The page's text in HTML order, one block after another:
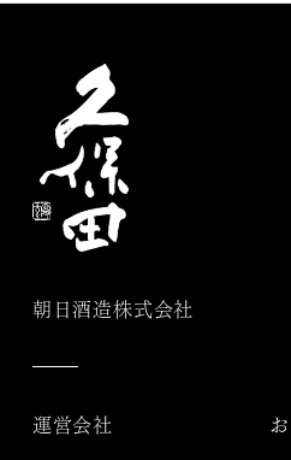
朝日酒造株式会社
運営会社